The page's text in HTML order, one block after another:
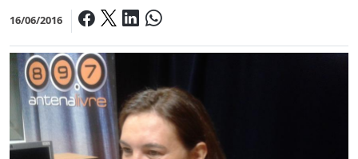
16/06/2016